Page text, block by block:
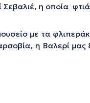
η οποία
με τα
η Βαλερί μας